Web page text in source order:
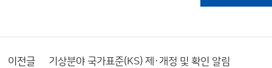
이전글 기상분야 국가표준(KS) 제·개정 및 확인 알림